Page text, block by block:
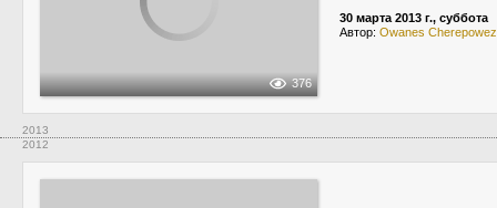
376
30 марта 2013 г., суббота
Автор: Owanes Cherepowez
2013
2012